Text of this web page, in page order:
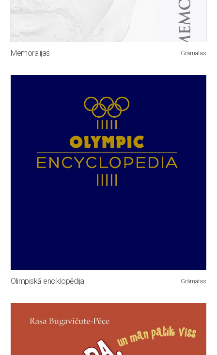
Memoralijas Grāmatas
Olimpiskā enciklopēdija Grāmatas